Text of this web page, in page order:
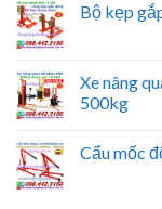
Bộ kẹp
Xe nâng
500kg
Cẩu mốc